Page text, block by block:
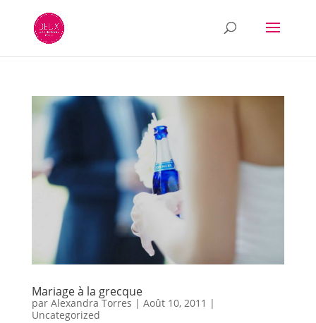
Mariage à la grecque
par Alexandra Torres | Août 10, 2011 |
Uncategorized